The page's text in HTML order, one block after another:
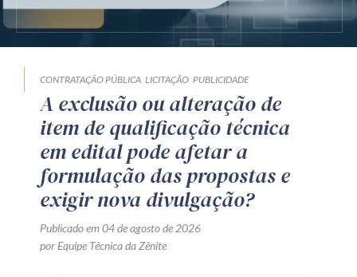
CONTRATAÇÃO PÚBLICA LICITAÇÃO PUBLICIDADE
A exclusão ou alteração de
item de qualificação técnica
em edital pode afetar a
formulação das propostas e
exigir nova divulgação?
Publicado em 04 de agosto de 2026
por Equipe Técnica da Zênite